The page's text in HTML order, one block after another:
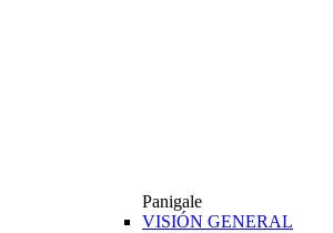
Panigale
VISIÓN GENERAL